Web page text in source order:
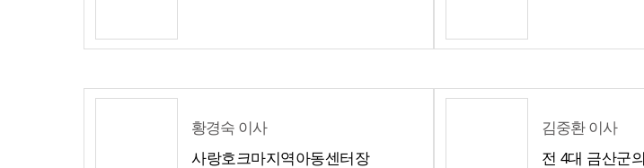
황경숙 이사
사랑호크마지역아동센터장
김중환 이사
전 4대 금산군